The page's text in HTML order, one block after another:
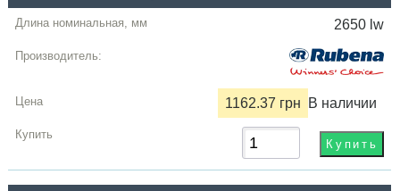
2650 lw
1162.37 грн В наличии